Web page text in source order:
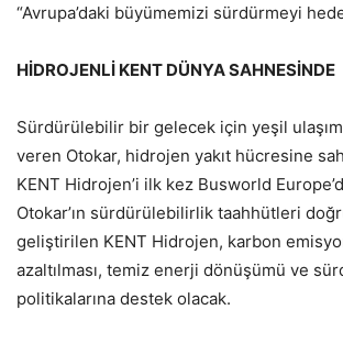
“Avrupa’daki büyümemizi sürdürmeyi
HİDROJENLİ KENT DÜNYA SAHNESİNDE
Sürdürülebilir bir gelecek için yeşil ulaşım
veren Otokar, hidrojen yakıt hücresine
KENT Hidrojen’i ilk kez Busworld
Otokar’ın sürdürülebilirlik taahhütleri
geliştirilen KENT Hidrojen, karbon
azaltılması, temiz enerji dönüşümü ve
politikalarına destek olacak.